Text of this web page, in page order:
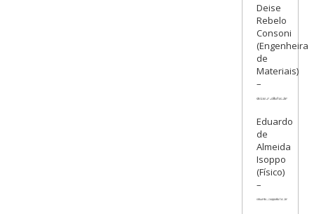
Deise
Rebelo
Consoni
(Engenheira
de
Materiais)
–
Eduardo
de
Almeida
Isoppo
(Físico)
–